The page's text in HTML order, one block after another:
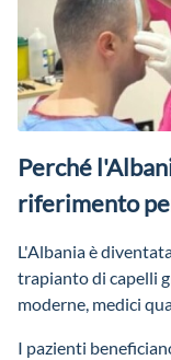
Perché
riferimento
L'Albania è
trapianto di capelli
moderne, medici
I pazienti